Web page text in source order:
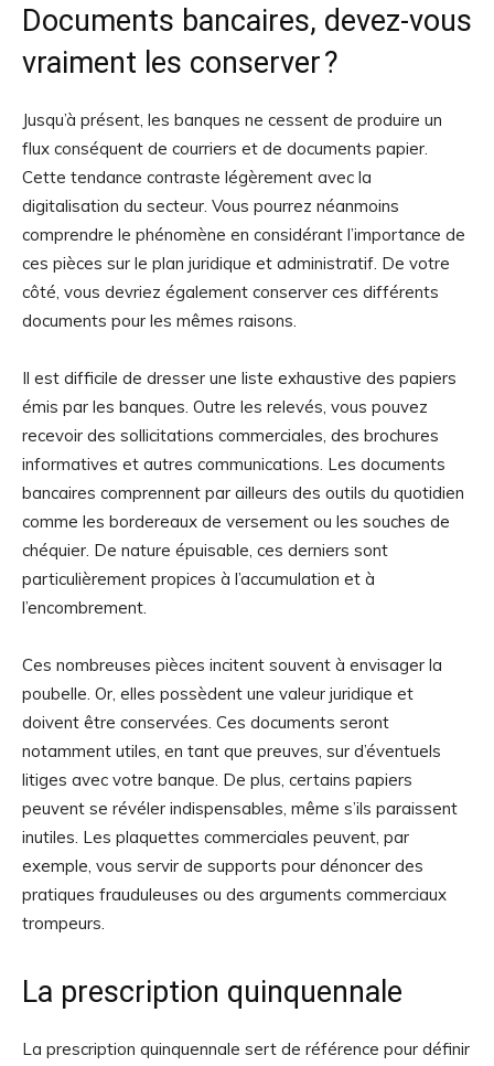
Documents bancaires, devez-vous
vraiment les conserver ?
Jusqu’à présent, les banques ne cessent de produire un
flux conséquent de courriers et de documents papier.
Cette tendance contraste légèrement avec la
digitalisation du secteur. Vous pourrez néanmoins
comprendre le phénomène en considérant l’importance de
ces pièces sur le plan juridique et administratif. De votre
côté, vous devriez également conserver ces différents
documents pour les mêmes raisons.
Il est difficile de dresser une liste exhaustive des papiers
émis par les banques. Outre les relevés, vous pouvez
recevoir des sollicitations commerciales, des brochures
informatives et autres communications. Les documents
bancaires comprennent par ailleurs des outils du quotidien
comme les bordereaux de versement ou les souches de
chéquier. De nature épuisable, ces derniers sont
particulièrement propices à l’accumulation et à
l’encombrement.
Ces nombreuses pièces incitent souvent à envisager la
poubelle. Or, elles possèdent une valeur juridique et
doivent être conservées. Ces documents seront
notamment utiles, en tant que preuves, sur d’éventuels
litiges avec votre banque. De plus, certains papiers
peuvent se révéler indispensables, même s’ils paraissent
inutiles. Les plaquettes commerciales peuvent, par
exemple, vous servir de supports pour dénoncer des
pratiques frauduleuses ou des arguments commerciaux
trompeurs.
La prescription quinquennale
La prescription quinquennale sert de référence pour définir